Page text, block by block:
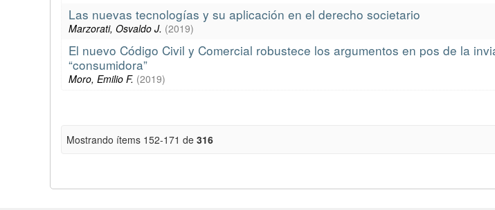
Las nuevas tecnologías y su aplicación en el derecho societario
Marzorati, Osvaldo J. (2019)
El nuevo Código Civil y Comercial robustece los argumentos en pos de la
“consumidora”
Moro, Emilio F. (2019)
Mostrando ítems 152-171 de 316